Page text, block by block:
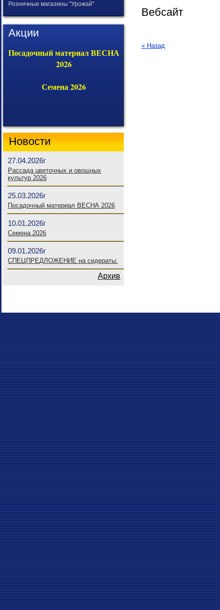
Розничные магазины "Урожай"
Акции
Посадочный материал ВЕСНА
2026
Семена 2026
Новости
27.04.2026г
Рассада цветочных и овощных
культур 2026
25.03.2026г
Посадочный материал ВЕСНА 2026
10.01.2026г
Семена 2026
09.01.2026г
СПЕЦПРЕДЛОЖЕНИЕ на сидераты:
Архив
Вебсайт
« Назад